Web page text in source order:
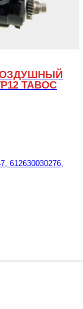
TABOC
612630030276,